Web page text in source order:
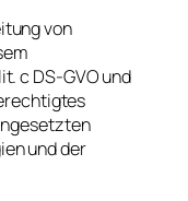
von
c DS-GVO und
und der